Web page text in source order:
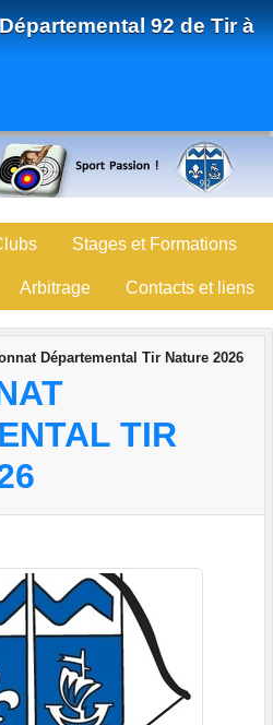
92 de Tir à
Stages et Formations
Arbitrage Contacts et liens
Départemental Tir Nature 2026
TIR